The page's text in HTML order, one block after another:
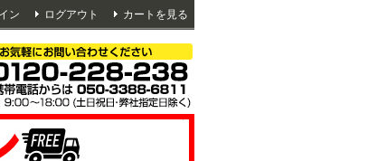
ン ログアウト カートを見る